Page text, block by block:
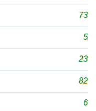
73
5
23
82
6